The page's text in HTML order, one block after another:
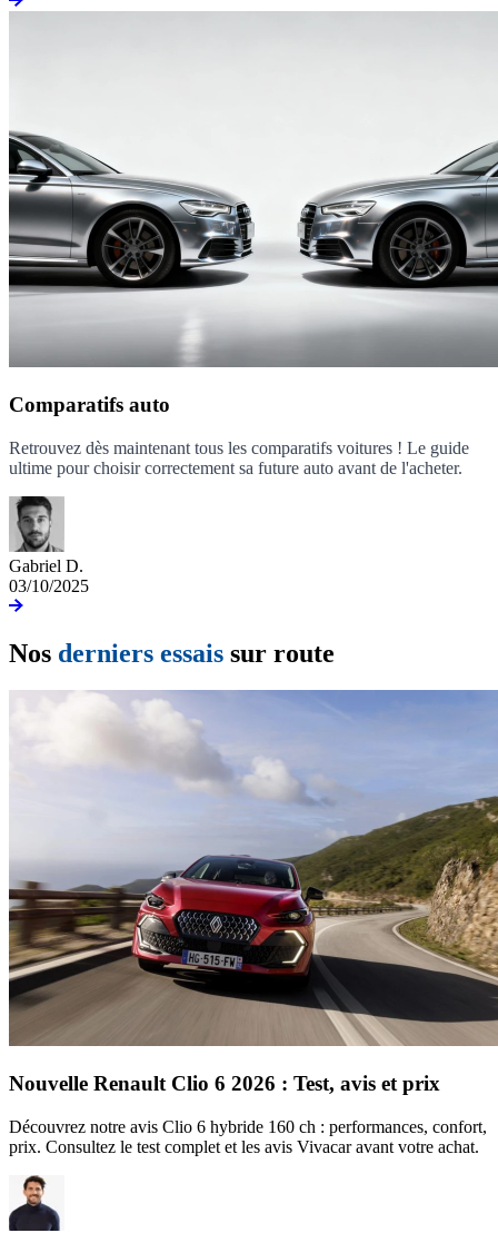
Comparatifs auto
Retrouvez dès maintenant tous les comparatifs voitures ! Le guide
ultime pour choisir correctement sa future auto avant de l'acheter.
Gabriel D.
03/10/2025
Nos derniers essais sur route
Nouvelle Renault Clio 6 2026 : Test, avis et prix
Découvrez notre avis Clio 6 hybride 160 ch : performances, confort,
prix. Consultez le test complet et les avis Vivacar avant votre achat.